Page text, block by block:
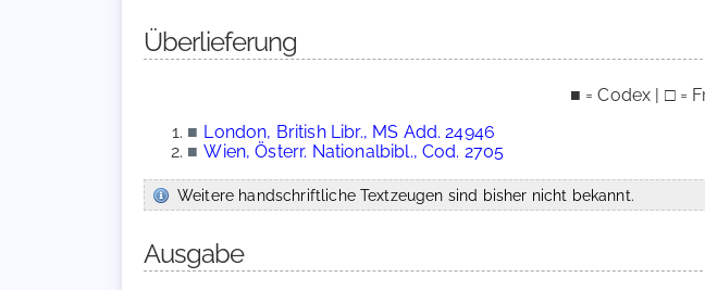
Überlieferung
■ = Codex | □ =
■ London, British Libr., MS Add. 24946
■ Wien, Österr. Nationalbibl., Cod. 2705
Weitere handschriftliche Textzeugen sind bisher nicht bekannt.
Ausgabe